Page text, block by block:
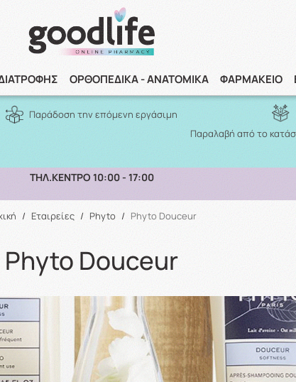
ΟΡΘΟΠΕΔΙΚΑ - ΑΝΑΤΟΜΙΚΑ ΦΑΡΜΑΚΕΙΟ
Αναζήτηση
Παράδοση την επόμενη εργάσιμη
Παραλαβή από το
ΑΠΟ ΤΟ ΚΑΤΑΣΤΗΜΑ ΑΝΩ ΤΩΝ 10€
/ Εταιρείες / Phyto / Phyto Douceur
Phyto Douceur